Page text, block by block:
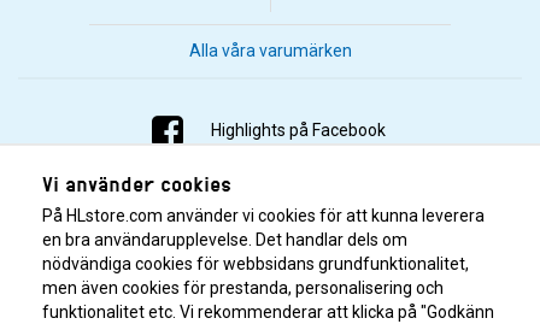
Alla våra varumärken
Highlights på Facebook
Highlights på Instagram
Highlights på Youtube
Highlights på Tiktok
Vi använder cookies
På HLstore.com använder vi cookies för att kunna leverera
en bra användarupplevelse. Det handlar dels om
nödvändiga cookies för webbsidans grundfunktionalitet,
men även cookies för prestanda, personalisering och
funktionalitet etc. Vi rekommenderar att klicka på "Godkänn